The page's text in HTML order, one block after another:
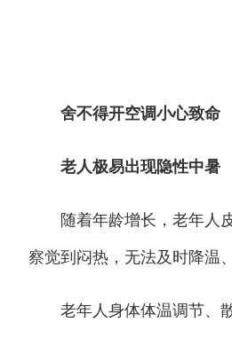
舍不得开空调小心致命
老人极易出现隐性中暑
随着年龄增长，老年人皮
察觉到闷热，无法及时降温
老年人身体体温调节、散